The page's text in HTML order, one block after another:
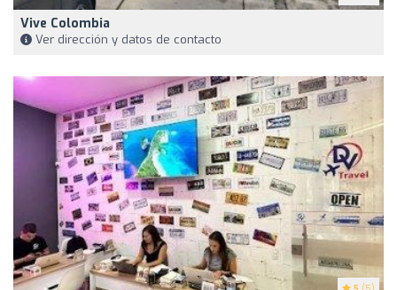
Vive Colombia
Ver dirección y datos de contacto